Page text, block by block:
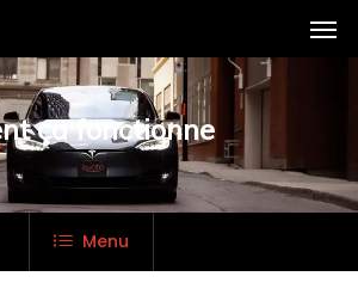
ça fonctionne
Menu